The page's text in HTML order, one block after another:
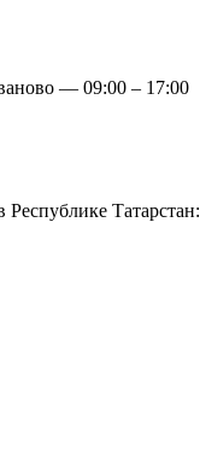
— 09:00 – 17:00
Республике Татарстан: